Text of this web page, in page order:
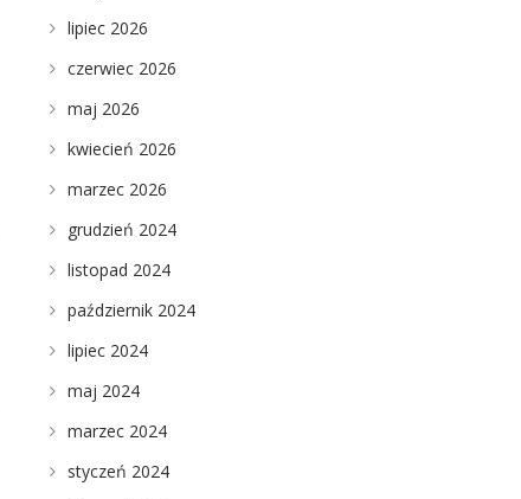
lipiec 2026
czerwiec 2026
maj 2026
kwiecień 2026
marzec 2026
grudzień 2024
listopad 2024
październik 2024
lipiec 2024
maj 2024
marzec 2024
styczeń 2024